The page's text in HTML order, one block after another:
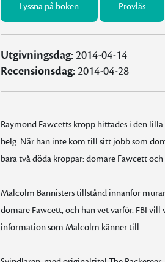
Lyssna på boken Provläs
Utgivningsdag:2014-04-14
Recensionsdag:2014-04-28
Raymond Fawcetts kropp hittades i den
helg. När han inte kom till sitt jobb som
bara två döda kroppar: domare Fawcett och
Malcolm Bannisters tillstånd innanför
domare Fawcett, och han vet varför. FBI
information som Malcolm känner till...